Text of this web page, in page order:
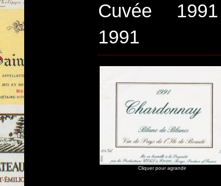
Cuvée 1991
1991
Cliquer pour agrandir